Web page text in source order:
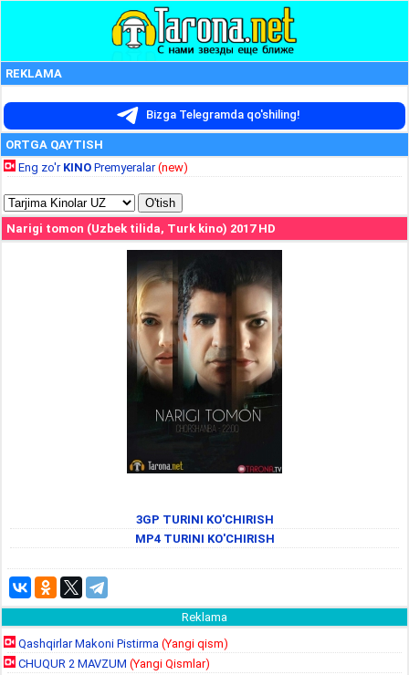
REKLAMA
Bizga Telegramda qo'shiling!
ORTGA QAYTISH
Eng zo'r KINO Premyeralar(new)
Narigi tomon (Uzbek tilida, Turk kino) 2017 HD
3GP TURINI KO'CHIRISH
MP4 TURINI KO'CHIRISH
Reklama
Qashqirlar Makoni Pistirma (Yangi qism)
CHUQUR 2 MAVZUM (Yangi Qismlar)